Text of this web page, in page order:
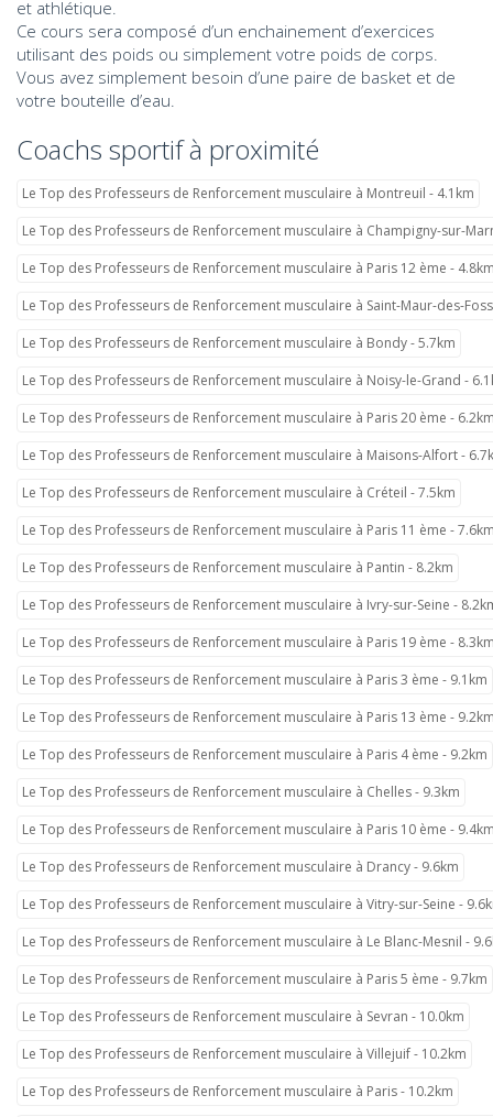
et athlétique.
Ce cours sera composé d’un enchainement d’exercices
utilisant des poids ou simplement votre poids de corps.
Vous avez simplement besoin d’une paire de basket et de
votre bouteille d’eau.
Coachs sportif à proximité
Le Top des Professeurs de Renforcement musculaire à Montreuil - 4.1km
Le Top des Professeurs de Renforcement musculaire à Champigny-sur-
Le Top des Professeurs de Renforcement musculaire à Paris 12 ème -
Le Top des Professeurs de Renforcement musculaire à Saint-Maur-des-
Le Top des Professeurs de Renforcement musculaire à Bondy - 5.7km
Le Top des Professeurs de Renforcement musculaire à Noisy-le-Grand -
Le Top des Professeurs de Renforcement musculaire à Paris 20 ème -
Le Top des Professeurs de Renforcement musculaire à Maisons-Alfort -
Le Top des Professeurs de Renforcement musculaire à Créteil - 7.5km
Le Top des Professeurs de Renforcement musculaire à Paris 11 ème -
Le Top des Professeurs de Renforcement musculaire à Pantin - 8.2km
Le Top des Professeurs de Renforcement musculaire à Ivry-sur-Seine -
Le Top des Professeurs de Renforcement musculaire à Paris 19 ème -
Le Top des Professeurs de Renforcement musculaire à Paris 3 ème - 9.1km
Le Top des Professeurs de Renforcement musculaire à Paris 13 ème -
Le Top des Professeurs de Renforcement musculaire à Paris 4 ème - 9.2km
Le Top des Professeurs de Renforcement musculaire à Chelles - 9.3km
Le Top des Professeurs de Renforcement musculaire à Paris 10 ème -
Le Top des Professeurs de Renforcement musculaire à Drancy - 9.6km
Le Top des Professeurs de Renforcement musculaire à Vitry-sur-Seine -
Le Top des Professeurs de Renforcement musculaire à Le Blanc-Mesnil -
Le Top des Professeurs de Renforcement musculaire à Paris 5 ème - 9.7km
Le Top des Professeurs de Renforcement musculaire à Sevran - 10.0km
Le Top des Professeurs de Renforcement musculaire à Villejuif - 10.2km
Le Top des Professeurs de Renforcement musculaire à Paris - 10.2km